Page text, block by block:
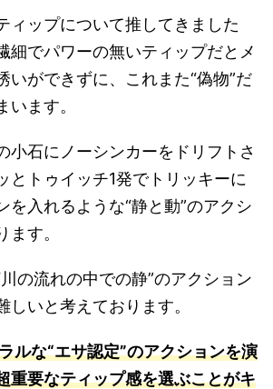
ィップについて推してきました
細でパワーの無いティップだとメ
いができずに、これまた“偽物”だ
います。
小石にノーシンカーをドリフトさ
とトゥイッチ1発でトリッキーに
を入れるような“静と動”のアクシ
ます。
の流れの中での静”のアクション
しいと考えております。
ルな“エサ認定”のアクションを演
重要なティップ感を選ぶことがキ